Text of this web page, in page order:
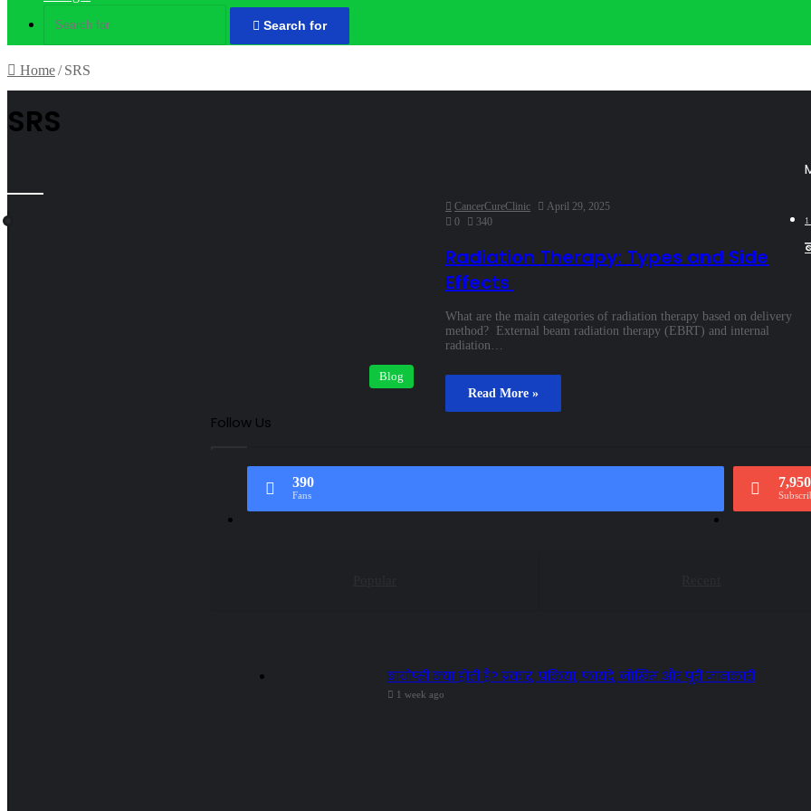
Search for
Home/ SRS
SRS
Blog
CancerCureClinic
April 29, 2025
0
340
Radiation Therapy: Types and Side
Effects
What are the main categories of radiation therapy based on delivery
method? External beam radiation therapy (EBRT) and internal
radiation…
Read More »
Follow Us
390
Fans
7,950
बायोप्सी क्या होती है? प्रकार, प्रक्रिया, फायदे, जोखिम और पूरी जानकारी
1 week ago